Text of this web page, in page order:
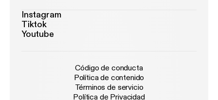
Instagram
Tiktok
Youtube
Código de conducta
Política de contenido
Términos de servicio
Política de Privacidad